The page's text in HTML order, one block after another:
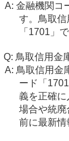
金融機関コ
す。鳥取
「1701」で
鳥取信用金
鳥取信用金
ード「
義を正確に
場合や統
前に最新情